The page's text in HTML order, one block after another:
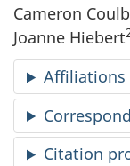
Cameron
Joanne Hiebert
Affiliations
Citation